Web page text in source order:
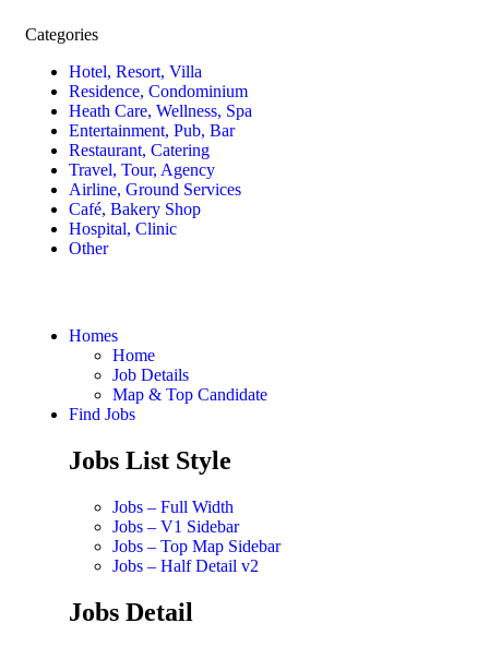
Categories
Hotel, Resort, Villa
Residence, Condominium
Heath Care, Wellness, Spa
Entertainment, Pub, Bar
Restaurant, Catering
Travel, Tour, Agency
Airline, Ground Services
Café, Bakery Shop
Hospital, Clinic
Other
Homes
Home
Job Details
Map & Top Candidate
Find Jobs
Jobs List Style
Jobs – Full Width
Jobs – V1 Sidebar
Jobs – Top Map Sidebar
Jobs – Half Detail v2
Jobs Detail